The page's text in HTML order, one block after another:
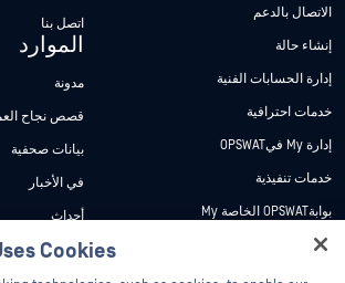
الاتصال بالدعم
إنشاء حالة
إدارة الحسابات الفنية
خدمات احترافية
إدارة My فيOPSWAT
خدمات تنفيذية
بوابةOPSWAT الخاصة My
وثائق تقنية
دورات تدريبية
اتصل بنا
الموارد
مدونة
قصص نجاح
بيانات صحفية
في الأخبار
أحداث
ندوات عبر
Cookies
Hey there!